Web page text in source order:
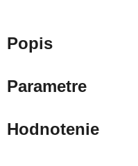
Popis
Parametre
Hodnotenie